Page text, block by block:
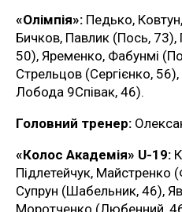
«Олімпія»: Педько,
Бичков, Павлик (Пось,
50), Яременко, Фабунмі
Стрельцов (Сергієнко,
Лобода 9Співак, 46).
Головний тренер:
«Колос Академія» U-19:
Підлетейчук, Майстренко
Супрун (Шабельник, 46),
Моротченко (Любенний,